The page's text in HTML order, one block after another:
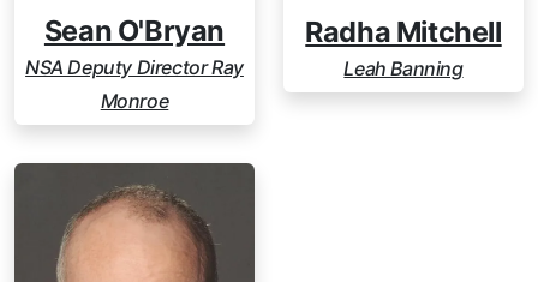
Sean O'Bryan
NSA Deputy Director Ray
Monroe
Radha Mitchell
Leah Banning